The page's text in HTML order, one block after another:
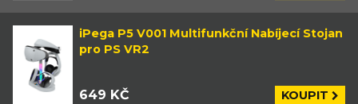
iPega P5 V001 Multifunkční Nabíjecí Stojan
pro PS VR2
649 KČ KOUPIT